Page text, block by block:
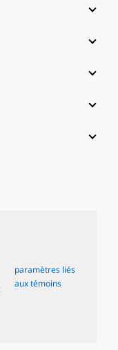
paramètres liés
aux témoins